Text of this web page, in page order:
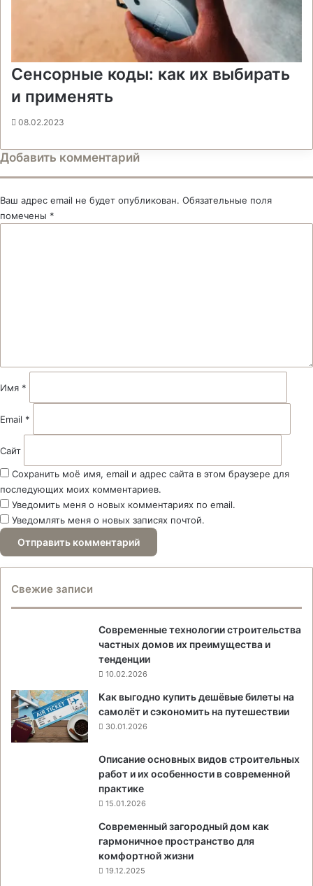
Сенсорные коды: как их выбирать
и применять
08.02.2023
Добавить комментарий
Ваш адрес email не будет опубликован. Обязательные поля
помечены *
и
й
Имя *
Email *
Сайт
Сохранить моё имя, email и адрес сайта в этом браузере для
последующих моих комментариев.
Уведомить меня о новых комментариях по email.
Уведомлять меня о новых записях почтой.
Свежие записи
Современные технологии строительства
частных домов их преимущества и
тенденции
10.02.2026
Как выгодно купить дешёвые билеты на
самолёт и сэкономить на путешествии
30.01.2026
Описание основных видов строительных
работ и их особенности в современной
практике
15.01.2026
Современный загородный дом как
гармоничное пространство для
комфортной жизни
19.12.2025